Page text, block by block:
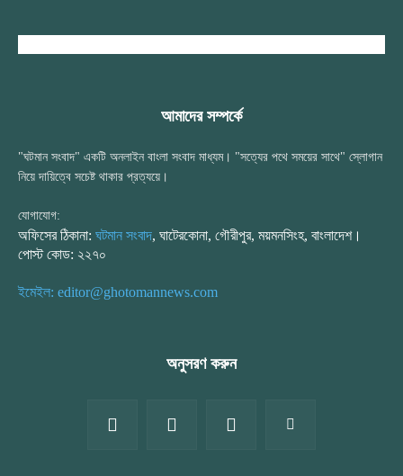
আমাদের সম্পর্কে
"ঘটমান সংবাদ" একটি অনলাইন বাংলা সংবাদ মাধ্যম। "সত্যের পথে সময়ের সাথে" স্লোগান
নিয়ে দায়িত্বে সচেষ্ট থাকার প্রত্যয়ে।
যোগাযোগ:
অফিসের ঠিকানা: ঘটমান সংবাদ, ঘাটেরকোনা, গৌরীপুর, ময়মনসিংহ, বাংলাদেশ।
পোস্ট কোড: ২২৭০
ইমেইল: editor@ghotomannews.com
অনুসরণ করুন